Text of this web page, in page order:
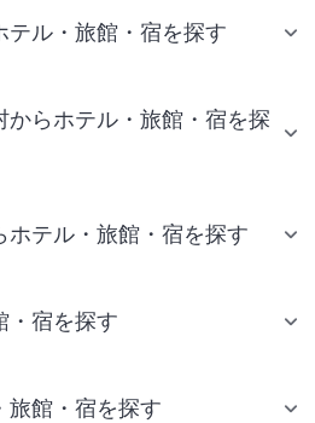
ル・旅館・宿を探す
らホテル・旅館・宿を探
テル・旅館・宿を探す
・宿を探す
旅館・宿を探す